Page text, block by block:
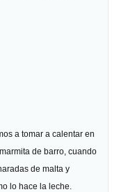
a tomar a calentar en
de barro, cuando
de malta y
lo hace la leche.